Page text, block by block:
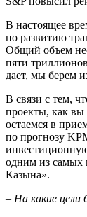
В настоящее
по развитию
Общий объем
пяти
дает, мы берем
В связи с тем,
проекты, как вы
остаемся в
по прогнозу
одним из самых
Казына».
– На какие цели